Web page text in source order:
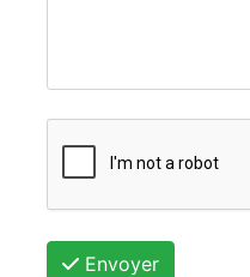
Envoyer